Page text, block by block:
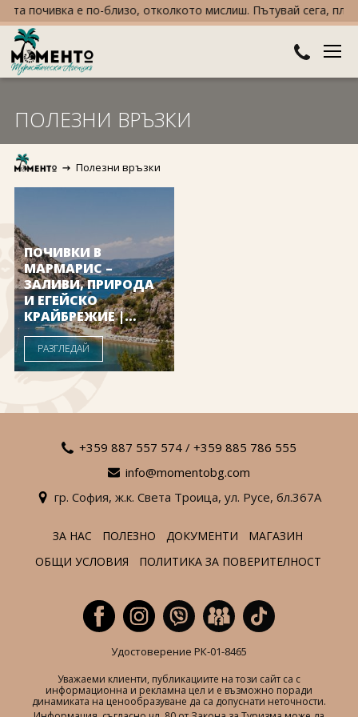
почивка е по-близо, отколкото мислиш. Пътувай сега,
Азия
Европа
Северна Америка
Южна Америка
ХОТЕЛИ
Хотели в България
Хотели в Турция
КРУИЗИ
ПРАЗНИЦИ
Великден
Коледа
Нова година
ПОЛЕЗНО
КОНТАКТИ
За нас
Общи условия
Политика за
ЗАПИТВАНЕ
ПОЛЕЗНИ ВРЪЗКИ
Полезни връзки
ПОЧИВКИ В
МАРМАРИС –
ЗАЛИВИ, ПРИРОДА
И ЕГЕЙСКО
КРАЙБРЕЖИЕ |
MOMENTO
РАЗГЛЕДАЙ
+359 887 557 574 / +359 885 786 555
info@momentobg.com
гр. София, ж.к. Света Троица, ул. Русе, бл.367А
ЗА НАС ПОЛЕЗНО ДОКУМЕНТИ
МАГАЗИН
ОБЩИ УСЛОВИЯ
ПОЛИТИКА ЗА ПОВЕРИТЕЛНОСТ
Удостоверение РК-01-8465
Уважаеми клиенти, публикациите на този сайт са с
информационна и рекламна цел и е възможно поради
динамиката на ценообразуване да са допуснати неточности.